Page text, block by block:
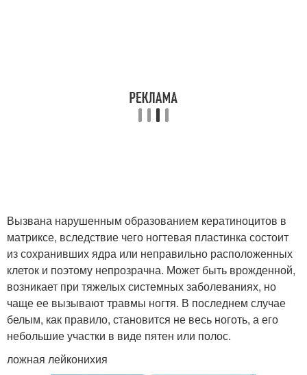
Вызвана нарушенным образованием кератиноцитов в
матриксе, вследствие чего ногтевая пластинка состоит
из сохранивших ядра или неправильно расположенных
клеток и поэтому непрозрачна. Может быть врожденной,
возникает при тяжелых системных заболеваниях, но
чаще ее вызывают травмы ногтя. В последнем случае
белым, как правило, становится не весь ноготь, а его
небольшие участки в виде пятен или полос.
ложная лейконихия